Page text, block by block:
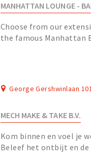
MANHATTAN LOUNGE -
Choose from our
the famous Manhattan
George Gershwinlaan
MECH MAKE & TAKE B.V.
Kom binnen en voel je
Beleef het ontbijt en de